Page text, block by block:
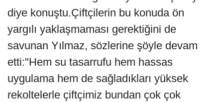
diye konuştu.Çiftçilerin bu konuda ön
yargılı yaklaşmaması gerektiğini de
savunan Yılmaz, sözlerine şöyle devam
etti:"Hem su tasarrufu hem hassas
uygulama hem de sağladıkları yüksek
rekoltelerle çiftçimiz bundan çok çok